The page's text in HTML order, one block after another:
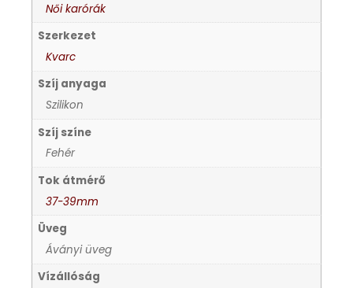
Női karórák
Szerkezet
Kvarc
Szíj anyaga
Szilikon
Szíj színe
Fehér
Tok átmérő
37-39mm
Üveg
Áványi üveg
Vízállóság
HÁLÓZATI ÓRÁK
HOLLÓHÁZI PORCELÁN
ICE WATCH
KANDALLÓÓRÁK
KENNETH COLE
LORUS